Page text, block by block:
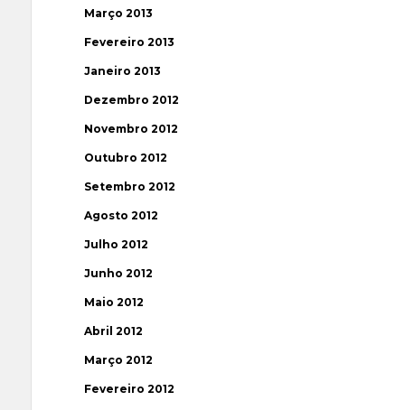
Março 2013
Fevereiro 2013
Janeiro 2013
Dezembro 2012
Novembro 2012
Outubro 2012
Setembro 2012
Agosto 2012
Julho 2012
Junho 2012
Maio 2012
Abril 2012
Março 2012
Fevereiro 2012